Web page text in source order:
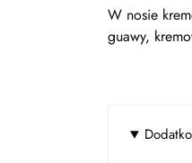
W nosie
guawy,